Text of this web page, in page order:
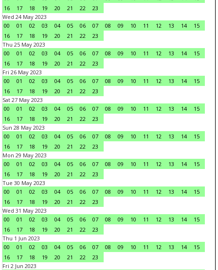
16
17 18 19 20 21 22
23
Wed 24 May 2023
00
01 02 03 04 05 06 07 08 09 10 11 12 13 14
15
16
17 18 19 20 21 22
23
Thu 25 May 2023
00
01 02 03 04 05 06 07 08 09 10 11 12 13 14
15
16
17 18 19 20 21 22
23
Fri 26 May 2023
00
01 02 03 04 05 06 07 08 09 10 11 12 13 14
15
16
17 18 19 20 21 22
23
Sat 27 May 2023
00
01 02 03 04 05 06 07 08 09 10 11 12 13 14
15
16
17 18 19 20 21 22
23
Sun 28 May 2023
00
01 02 03 04 05 06 07 08 09 10 11 12 13 14
15
16
17 18 19 20 21 22
23
Mon 29 May 2023
00
01 02 03 04 05 06 07 08 09 10 11 12 13 14
15
16
17 18 19 20 21 22
23
Tue 30 May 2023
00
01 02 03 04 05 06 07 08 09 10 11 12 13 14
15
16
17 18 19 20 21 22
23
Wed 31 May 2023
00
01 02 03 04 05 06 07 08 09 10 11 12 13 14
15
16
17 18 19 20 21 22
23
Thu 1 Jun 2023
00
01 02 03 04 05 06 07 08 09 10 11 12 13 14
15
16
17 18 19 20 21 22
23
Fri 2 Jun 2023